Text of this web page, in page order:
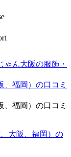
ゃん大阪の服飾・
、福岡）の口コミ
、福岡）の口コミ
大阪、福岡）の